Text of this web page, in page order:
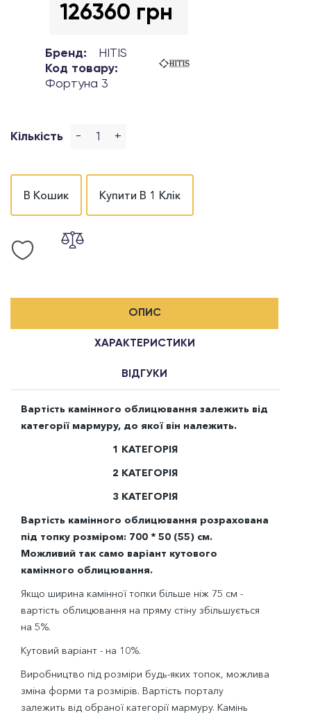
126360 грн
Бренд:
HITIS
Код товару:
Фортуна 3
Кількість - +
В Кошик Купити В 1 Клік
ОПИС
ХАРАКТЕРИСТИКИ
ВІДГУКИ
Вартість камінного облицювання залежить від
категорії мармуру, до якої він належить.
1 КАТЕГОРІЯ
2 КАТЕГОРІЯ
3 КАТЕГОРІЯ
Вартість камінного облицювання розрахована
під топку розміром: 700 * 50 (55) см.
Можливий так само варіант кутового
камінного облицювання.
Якщо ширина камінної топки більше ніж 75 см -
вартість облицювання на пряму стіну збільшується
на 5%.
Кутовий варіант - на 10%.
Виробництво під розміри будь-яких топок, можлива
зміна форми та розмірів. Вартість порталу
залежить від обраної категорії мармуру. Камінь